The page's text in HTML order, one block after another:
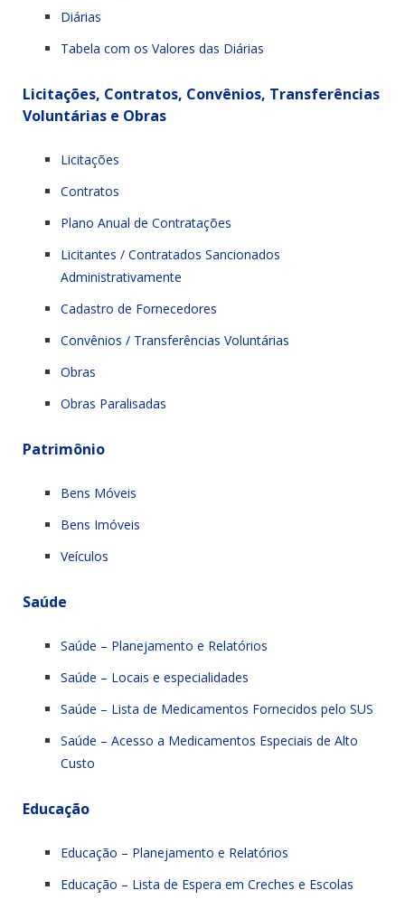
Diárias
Tabela com os Valores das Diárias
Licitações, Contratos, Convênios, Transferências
Voluntárias e Obras
Licitações
Contratos
Plano Anual de Contratações
Licitantes / Contratados Sancionados
Administrativamente
Cadastro de Fornecedores
Convênios / Transferências Voluntárias
Obras
Obras Paralisadas
Patrimônio
Bens Móveis
Bens Imóveis
Veículos
Saúde
Saúde – Planejamento e Relatórios
Saúde – Locais e especialidades
Saúde – Lista de Medicamentos Fornecidos pelo SUS
Saúde – Acesso a Medicamentos Especiais de Alto
Custo
Educação
Educação – Planejamento e Relatórios
Educação – Lista de Espera em Creches e Escolas